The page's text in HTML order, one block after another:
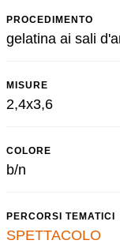
PROCEDIMENTO
gelatina ai sali
MISURE
2,4x3,6
COLORE
b/n
PERCORSI TEMATICI
SPETTACOLO